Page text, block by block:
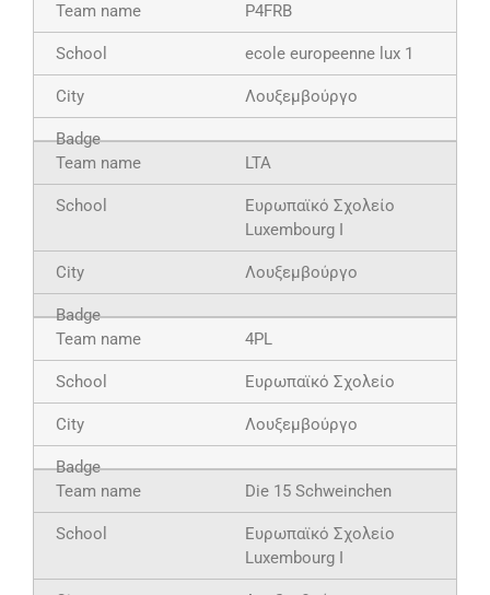
P4FRB
ecole europeenne lux 1
Λουξεμβούργο
LTA
Ευρωπαϊκό Σχολείο
Luxembourg I
Λουξεμβούργο
4PL
Ευρωπαϊκό Σχολείο
Λουξεμβούργο
Die 15 Schweinchen
Ευρωπαϊκό Σχολείο
Luxembourg I